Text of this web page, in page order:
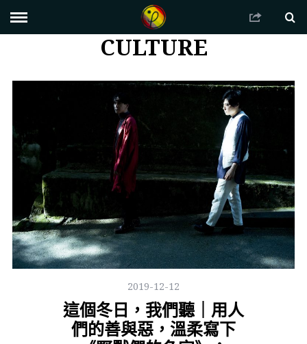
CULTURE
2019-12-12
這個冬日，我們聽｜用人
們的善與惡，溫柔寫下